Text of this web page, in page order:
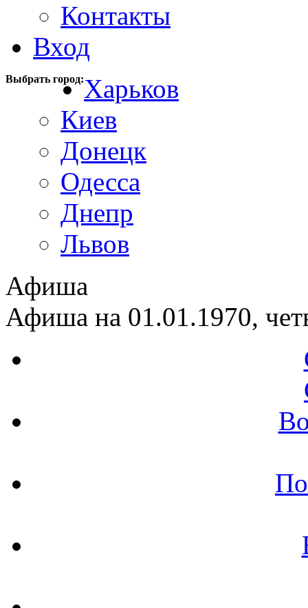
Контакты
Вход
Выбрать город:Харьков
Киев
Донецк
Одесса
Днепр
Львов
Афиша
Афиша на 01.01.1970,